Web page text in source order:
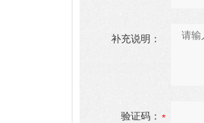
补充说明：
验证码：